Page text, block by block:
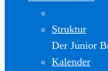
Struktur
Der Junior
Kalender